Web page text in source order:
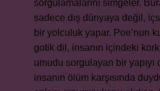
sorgulamalarını simgeler.
sadece dış dünyaya değil,
bir yolculuk yapar. Poe’nun
gotik dil, insanın içindeki
umudu sorgulayan bir yapıyı
insanın ölüm karşısında